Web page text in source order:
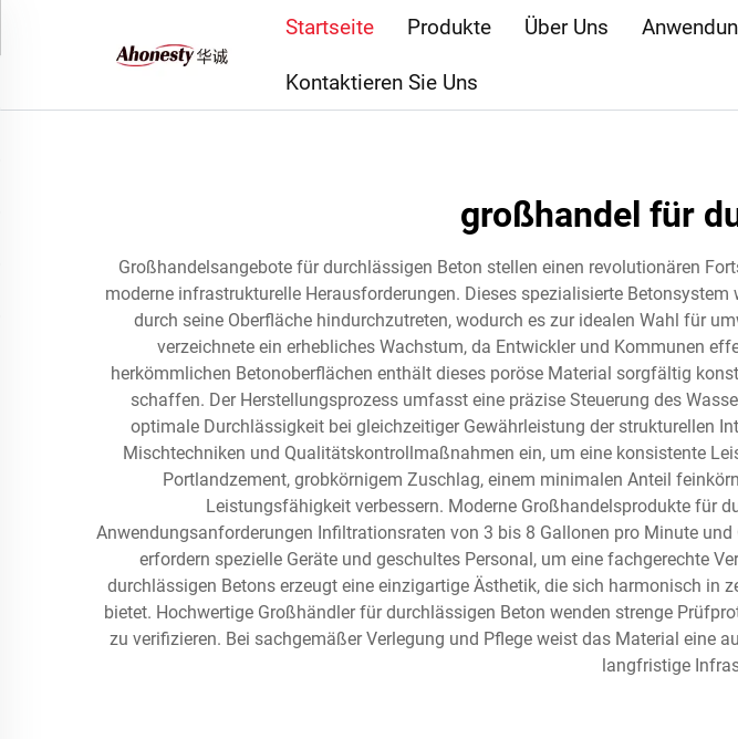
Startseite Produkte Über Uns
Kontaktieren Sie Uns
großhandel für
Großhandelsangebote für durchlässigen Beton stellen einen revolutionären
moderne infrastrukturelle Herausforderungen. Dieses spezialisierte
durch seine Oberfläche hindurchzutreten, wodurch es zur idealen Wahl für
verzeichnete ein erhebliches Wachstum, da Entwickler und Kommunen
herkömmlichen Betonoberflächen enthält dieses poröse Material sorgfältig
schaffen. Der Herstellungsprozess umfasst eine präzise Steuerung des
optimale Durchlässigkeit bei gleichzeitiger Gewährleistung der strukturellen
Mischtechniken und Qualitätskontrollmaßnahmen ein, um eine konsistente
Portlandzement, grobkörnigem Zuschlag, einem minimalen Anteil
Leistungsfähigkeit verbessern. Moderne Großhandelsprodukte für
Anwendungsanforderungen Infiltrationsraten von 3 bis 8 Gallonen pro Minute
erfordern spezielle Geräte und geschultes Personal, um eine fachgerechte
durchlässigen Betons erzeugt eine einzigartige Ästhetik, die sich harmonisch
bietet. Hochwertige Großhändler für durchlässigen Beton wenden strenge
zu verifizieren. Bei sachgemäßer Verlegung und Pflege weist das Material eine
langfristige